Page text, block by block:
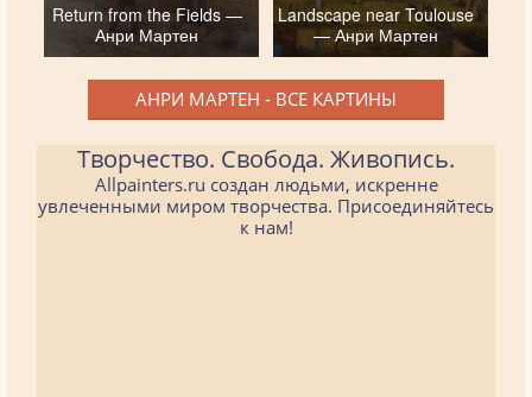
Return from the Fields —
Анри Мартен
Landscape near Toulouse
— Анри Мартен
АНРИ МАРТЕН - ВСЕ КАРТИНЫ
Творчество. Свобода. Живопись.
Allpainters.ru создан людьми, искренне
увлеченными миром творчества. Присоединяйтесь
к нам!